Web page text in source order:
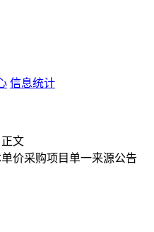
信息统计
正文
价采购项目单一来源公告